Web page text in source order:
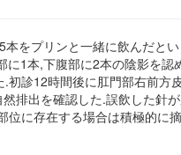
をプリンと一緒に飲んだと
1本,下腹部に2本の陰影を認
診12時間後に肛門部右前方
排出を確認した.誤飲した針
に存在する場合は積極的に